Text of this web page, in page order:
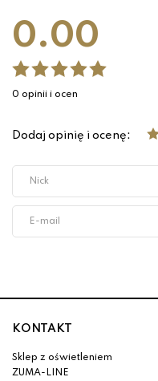
0.00
0 opinii i ocen
Dodaj opinię i ocenę:
KONTAKT
Sklep z oświetleniem
ZUMA-LINE